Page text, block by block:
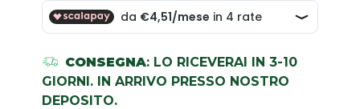
CONSEGNA: LO RICEVERAI IN 3-10
GIORNI. IN ARRIVO PRESSO NOSTRO
DEPOSITO.